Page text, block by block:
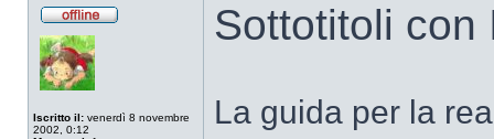
Iscritto il: venerdì 8 novembre
2002, 0:12
Sottotitoli con
La guida per la